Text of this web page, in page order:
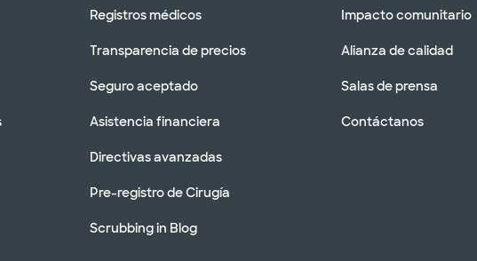
Registros médicos
Transparencia de precios
Seguro aceptado
Asistencia financiera
Directivas avanzadas
Pre-registro de Cirugía
Scrubbing in Blog
Impacto comunitario
Alianza de calidad
Salas de prensa
Contáctanos